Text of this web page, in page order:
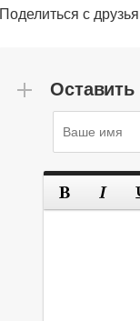
Поделиться с